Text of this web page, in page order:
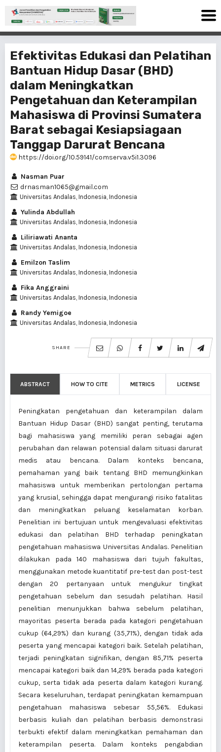
Efektivitas Edukasi dan Pelatihan
Bantuan Hidup Dasar (BHD)
dalam Meningkatkan
Pengetahuan dan Keterampilan
Mahasiswa di Provinsi Sumatera
Barat sebagai Kesiapsiagaan
Tanggap Darurat Bencana
https://doi.org/10.59141/comserva.v5i1.3096
Nasman Puar
drnasman1065@gmail.com
Universitas Andalas, Indonesia, Indonesia
Yulinda Abdullah
Universitas Andalas, Indonesia, Indonesia
Liliriawati Ananta
Universitas Andalas, Indonesia, Indonesia
Emilzon Taslim
Universitas Andalas, Indonesia, Indonesia
Fika Anggraini
Universitas Andalas, Indonesia, Indonesia
Randy Yemigoe
Universitas Andalas, Indonesia, Indonesia
SHARE
ABSTRACT HOW TO CITE METRICS LICENSE
Peningkatan pengetahuan dan keterampilan dalam
Bantuan Hidup Dasar (BHD) sangat penting, terutama
bagi mahasiswa yang memiliki peran sebagai agen
perubahan dan relawan potensial dalam situasi darurat
medis atau bencana. Dalam konteks bencana,
pemahaman yang baik tentang BHD memungkinkan
mahasiswa untuk memberikan pertolongan pertama
yang krusial, sehingga dapat mengurangi risiko fatalitas
dan meningkatkan peluang keselamatan korban.
Penelitian ini bertujuan untuk mengevaluasi efektivitas
edukasi dan pelatihan BHD terhadap peningkatan
pengetahuan mahasiswa Universitas Andalas. Penelitian
dilakukan pada 140 mahasiswa dari tujuh fakultas,
menggunakan metode kuantitatif pre-test dan post-test
dengan 20 pertanyaan untuk mengukur tingkat
pengetahuan sebelum dan sesudah pelatihan. Hasil
penelitian menunjukkan bahwa sebelum pelatihan,
mayoritas peserta berada pada kategori pengetahuan
cukup (64,29%) dan kurang (35,71%), dengan tidak ada
peserta yang mencapai kategori baik. Setelah pelatihan,
terjadi peningkatan signifikan, dengan 85,71% peserta
mencapai kategori baik dan 14,29% berada pada kategori
cukup, serta tidak ada peserta dalam kategori kurang.
Secara keseluruhan, terdapat peningkatan kemampuan
pengetahuan mahasiswa sebesar 55,56%. Edukasi
berbasis kuliah dan pelatihan berbasis demonstrasi
terbukti efektif dalam meningkatkan pemahaman dan
keterampilan peserta. Dalam konteks pengabdian